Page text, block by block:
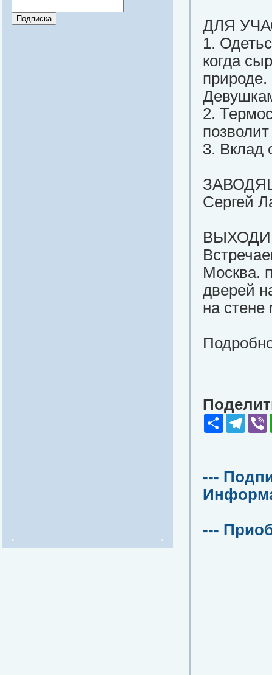
ДЛЯ
1.
когда
природе.
2.
3. Вклад
Сергей
ВЫХОДИМ
Москва.
дверей
на стене
Share
---
---